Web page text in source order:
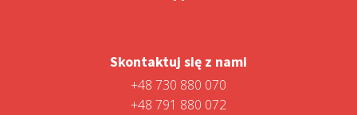
Skontaktuj się z nami
+48 730 880 070
+48 791 880 072